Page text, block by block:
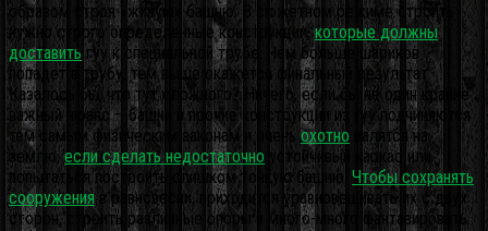
образом строя «живую» башню. В сюжетном режиме строить
нужно строго определенные конструкции,которые должны
доставить гуу к специальной трубе. Чем больше шариков
попадет в трубу, тем выше окажется финальный результат.
Казалось бы, что тут сложного? Ничего, если бы не один крайне
важный нюанс – башни и прочие конструкции из гуу подчиняются
тем самым физическим законам и очень охотно валятся на
землю,если сделать недостаточно устойчивый каркас или
попытаться построить слишком тонкую башню. Чтобы сохранять
сооруженияв равновесии, приходится уравновешивать их с двух
сторон, строить различные опоры и много-много фантазировать.